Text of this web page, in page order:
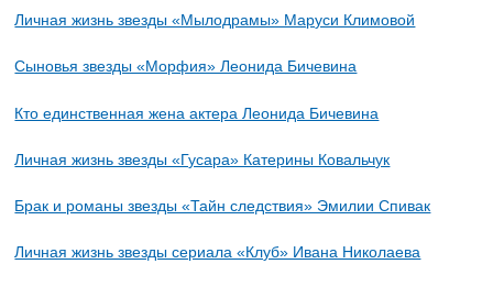
Личная жизнь звезды «Мылодрамы» Маруси Климовой
Сыновья звезды «Морфия» Леонида Бичевина
Кто единственная жена актера Леонида Бичевина
Личная жизнь звезды «Гусара» Катерины Ковальчук
Брак и романы звезды «Тайн следствия» Эмилии Спивак
Личная жизнь звезды сериала «Клуб» Ивана Николаева